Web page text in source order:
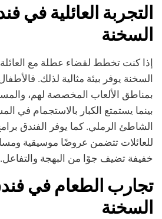
التجربة العائلية في
السخنة
إذا كنت تخطط لقضاء عطلة مع
السخنة يوفر بيئة مثالية لذلك.
بمناطق الألعاب المخصصة لهم،
بينما يستمتع الكبار بالاستجمام في
الشاطئ الرملي. كما يوفر الفندق
للعائلات تتضمن عروضًا موسيقية
خفيفة تضيف جوًا من البهجة والتفاعل.
تجارب الطعام في
السخنة